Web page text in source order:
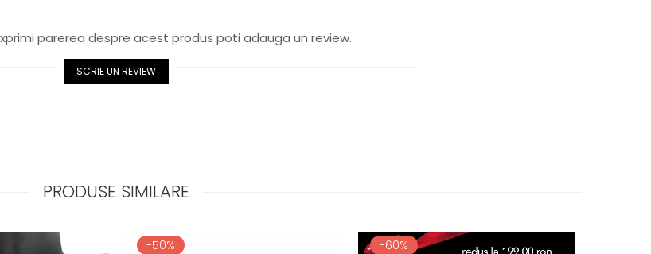
parerea despre acest produs poti adauga un review.
SCRIE UN REVIEW
PRODUSE SIMILARE
-50% -60%